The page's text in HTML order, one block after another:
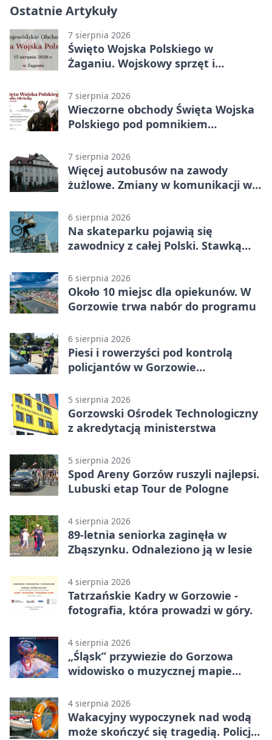
Ostatnie Artykuły
7 sierpnia 2026
Święto Wojska Polskiego w
Żaganiu. Wojskowy sprzęt i
7 sierpnia 2026
Wieczorne obchody Święta Wojska
Polskiego pod pomnikiem
7 sierpnia 2026
Więcej autobusów na zawody
żużlowe. Zmiany w komunikacji w
6 sierpnia 2026
Na skateparku pojawią się
zawodnicy z całej Polski. Stawką
6 sierpnia 2026
Około 10 miejsc dla opiekunów. W
Gorzowie trwa nabór do programu
6 sierpnia 2026
Piesi i rowerzyści pod kontrolą
policjantów w Gorzowie
5 sierpnia 2026
Gorzowski Ośrodek Technologiczny
z akredytacją ministerstwa
5 sierpnia 2026
Spod Areny Gorzów ruszyli najlepsi.
Lubuski etap Tour de Pologne
4 sierpnia 2026
89-letnia seniorka zaginęła w
Zbąszynku. Odnaleziono ją w lesie
4 sierpnia 2026
Tatrzańskie Kadry w Gorzowie -
fotografia, która prowadzi w góry.
4 sierpnia 2026
„Śląsk” przywiezie do Gorzowa
widowisko o muzycznej mapie
4 sierpnia 2026
Wakacyjny wypoczynek nad wodą
może skończyć się tragedią. Policja